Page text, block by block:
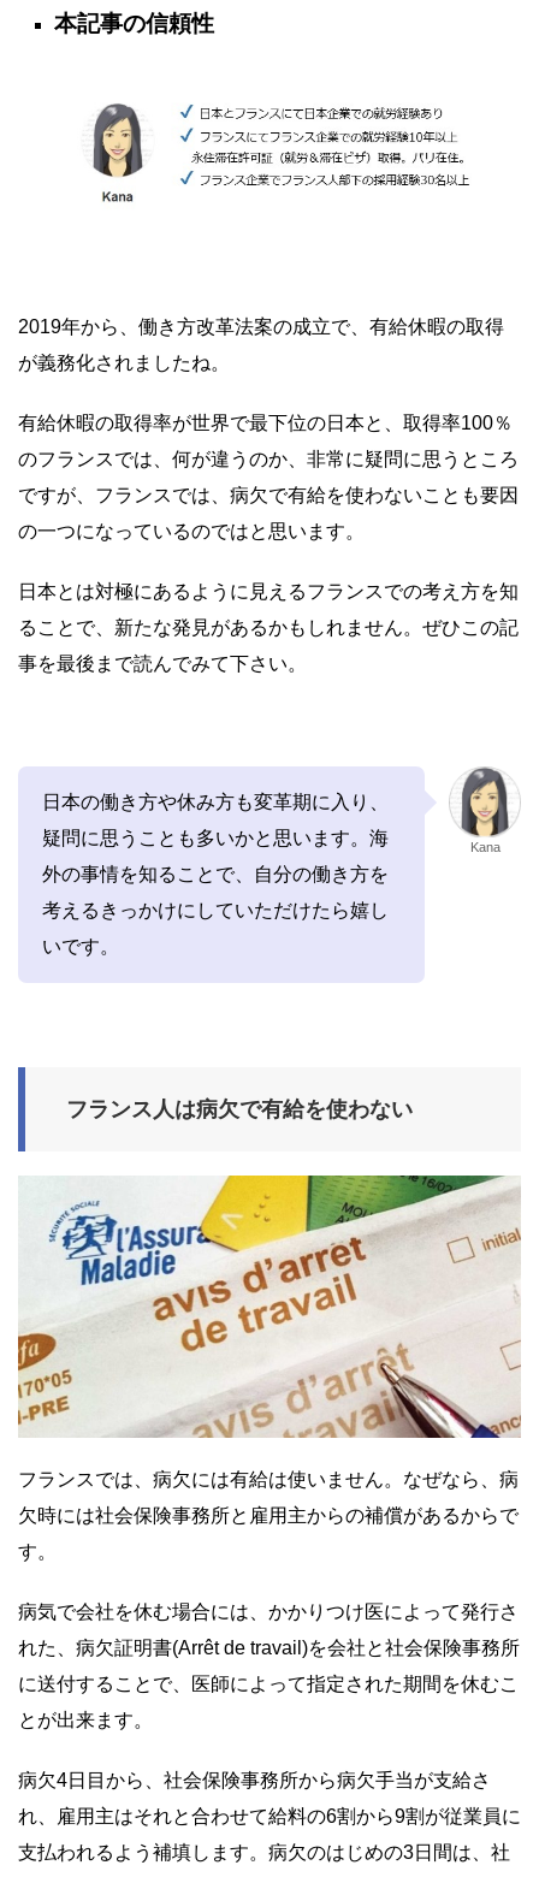
本記事の信頼性
2019年から、働き方改革法案の成立で、有給休暇の取得
が義務化されましたね。
有給休暇の取得率が世界で最下位の日本と、取得率100％
のフランスでは、何が違うのか、非常に疑問に思うところ
ですが、フランスでは、病欠で有給を使わないことも要因
の一つになっているのではと思います。
日本とは対極にあるように見えるフランスでの考え方を知
ることで、新たな発見があるかもしれません。ぜひこの記
事を最後まで読んでみて下さい。
日本の働き方や休み方も変革期に入り、
疑問に思うことも多いかと思います。海
外の事情を知ることで、自分の働き方を
考えるきっかけにしていただけたら嬉し
いです。
Kana
フランス人は病欠で有給を使わない
フランスでは、病欠には有給は使いません。なぜなら、病
欠時には社会保険事務所と雇用主からの補償があるからで
す。
病気で会社を休む場合には、かかりつけ医によって発行さ
れた、病欠証明書(Arrêt de travail)を会社と社会保険事務所
に送付することで、医師によって指定された期間を休むこ
とが出来ます。
病欠4日目から、社会保険事務所から病欠手当が支給さ
れ、雇用主はそれと合わせて給料の6割から9割が従業員に
支払われるよう補填します。病欠のはじめの3日間は、社